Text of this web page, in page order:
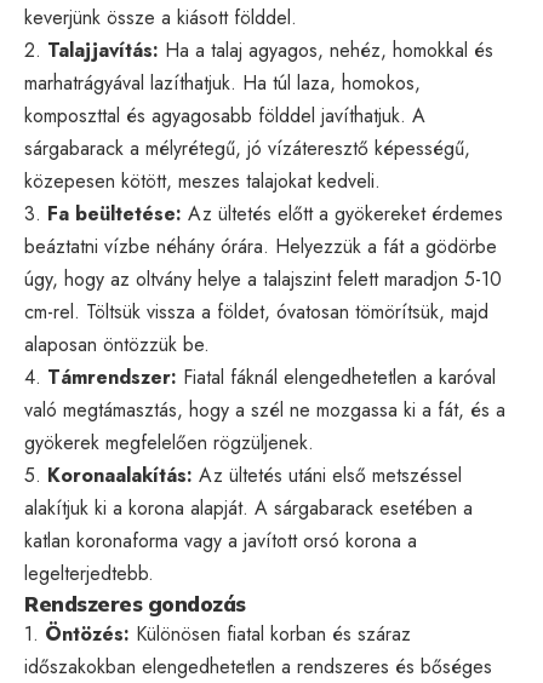
keverjünk össze a kiásott földdel.
2. Talajjavítás: Ha a talaj agyagos, nehéz, homokkal és
marhatrágyával lazíthatjuk. Ha túl laza, homokos,
komposzttal és agyagosabb földdel javíthatjuk. A
sárgabarack a mélyrétegű, jó vízáteresztő képességű,
közepesen kötött, meszes talajokat kedveli.
3. Fa beültetése: Az ültetés előtt a gyökereket érdemes
beáztatni vízbe néhány órára. Helyezzük a fát a gödörbe
úgy, hogy az oltvány helye a talajszint felett maradjon 5-10
cm-rel. Töltsük vissza a földet, óvatosan tömörítsük, majd
alaposan öntözzük be.
4. Támrendszer: Fiatal fáknál elengedhetetlen a karóval
való megtámasztás, hogy a szél ne mozgassa ki a fát, és a
gyökerek megfelelően rögzüljenek.
5. Koronaalakítás: Az ültetés utáni első metszéssel
alakítjuk ki a korona alapját. A sárgabarack esetében a
katlan koronaforma vagy a javított orsó korona a
legelterjedtebb.
Rendszeres gondozás
1. Öntözés: Különösen fiatal korban és száraz
időszakokban elengedhetetlen a rendszeres és bőséges